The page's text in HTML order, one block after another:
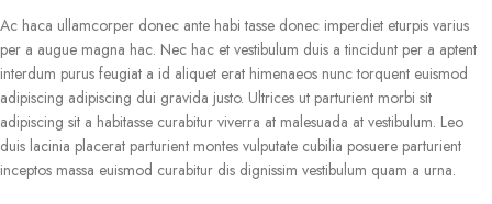
Ac haca ullamcorper donec ante habi tasse donec imperdiet eturpis varius
per a augue magna hac. Nec hac et vestibulum duis a tincidunt per a aptent
interdum purus feugiat a id aliquet erat himenaeos nunc torquent euismod
adipiscing adipiscing dui gravida justo. Ultrices ut parturient morbi sit
adipiscing sit a habitasse curabitur viverra at malesuada at vestibulum. Leo
duis lacinia placerat parturient montes vulputate cubilia posuere parturient
inceptos massa euismod curabitur dis dignissim vestibulum quam a urna.